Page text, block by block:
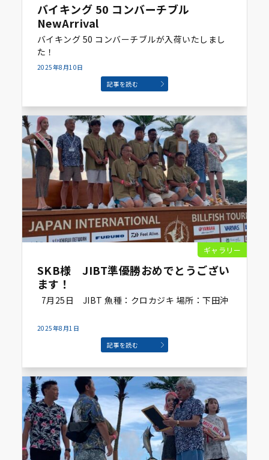
バイキング 50 コンバーチブル
NewArrival
バイキング 50 コンバーチブルが入荷いたしまし
た！
2025年8月10日
記事を読む
ギャラリー
SKB様 JIBT準優勝おめでとうござい
ます！
7月25日 JIBT 魚種：クロカジキ 場所：下田沖
2025年8月1日
記事を読む